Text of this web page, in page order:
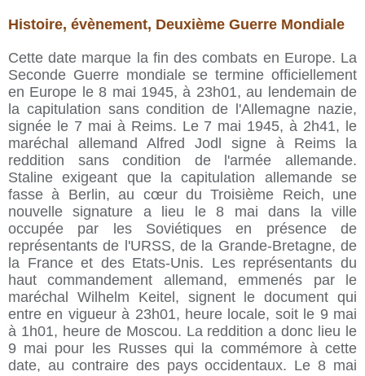
Histoire, évènement, Deuxième Guerre Mondiale
Cette date marque la fin des combats en Europe. La
Seconde Guerre mondiale se termine officiellement
en Europe le 8 mai 1945, à 23h01, au lendemain de
la capitulation sans condition de l'Allemagne nazie,
signée le 7 mai à Reims. Le 7 mai 1945, à 2h41, le
maréchal allemand Alfred Jodl signe à Reims la
reddition sans condition de l'armée allemande.
Staline exigeant que la capitulation allemande se
fasse à Berlin, au cœur du Troisième Reich, une
nouvelle signature a lieu le 8 mai dans la ville
occupée par les Soviétiques en présence de
représentants de l'URSS, de la Grande-Bretagne, de
la France et des Etats-Unis. Les représentants du
haut commandement allemand, emmenés par le
maréchal Wilhelm Keitel, signent le document qui
entre en vigueur à 23h01, heure locale, soit le 9 mai
à 1h01, heure de Moscou. La reddition a donc lieu le
9 mai pour les Russes qui la commémore à cette
date, au contraire des pays occidentaux. Le 8 mai